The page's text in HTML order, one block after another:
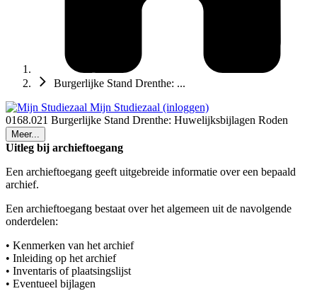
Burgerlijke Stand Drenthe: ...
Mijn Studiezaal (inloggen)
0168.021 Burgerlijke Stand Drenthe: Huwelijksbijlagen Roden
Meer...
Uitleg bij archieftoegang
Een archieftoegang geeft uitgebreide informatie over een bepaald
archief.
Een archieftoegang bestaat over het algemeen uit de navolgende
onderdelen:
• Kenmerken van het archief
• Inleiding op het archief
• Inventaris of plaatsingslijst
• Eventueel bijlagen